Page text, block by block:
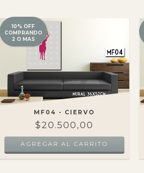
10% OFF
COMPRANDO
2 O MAS
MF04 - CIERVO
$20.500,00